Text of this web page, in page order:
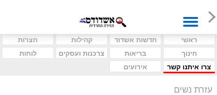
ראשי חדשות אשדוד קהילות
חצרות
חינוך
בריאות צרכנות ועסקים
לוחות
צרו איתנו קשר
אירועים
עזרת נשים